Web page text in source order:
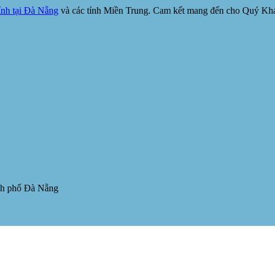
tại Đà Nẵng và các tỉnh Miền Trung. Cam kết mang đến cho Quý
phố Đà Nẵng